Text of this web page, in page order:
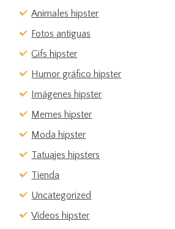
Animales hipster
Fotos antiguas
Gifs hipster
Humor gráfico hipster
Imágenes hipster
Memes hipster
Moda hipster
Tatuajes hipsters
Tienda
Uncategorized
Vídeos hipster